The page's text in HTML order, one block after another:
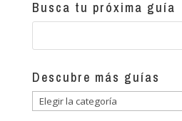
Busca tu próxima guía
Descubre más guías
Descubre